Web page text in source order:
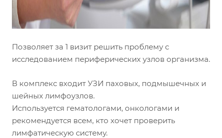
Позволяет за 1 визит решить проблему с
исследованием периферических узлов организма.
В комплекс входит УЗИ паховых, подмышечных и
шейных лимфоузлов.
Используется гематологами, онкологами и
рекомендуется всем, кто хочет проверить
лимфатическую систему.